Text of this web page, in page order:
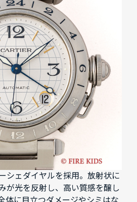
シェダイヤルを採用。放射状に
が光を反射し、高い質感を醸し